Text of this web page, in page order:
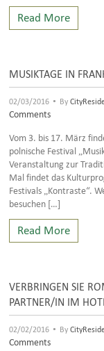
Read More
MUSIKTAGE IN
02/03/2016 • By
Comments
Vom 3. bis 17. März
polnische Festival
Veranstaltung zur
Mal findet das
Festivals „Kontraste“.
besuchen […]
Read More
VERBRINGEN SIE
PARTNER/IN IM
02/02/2016 • By
Comments